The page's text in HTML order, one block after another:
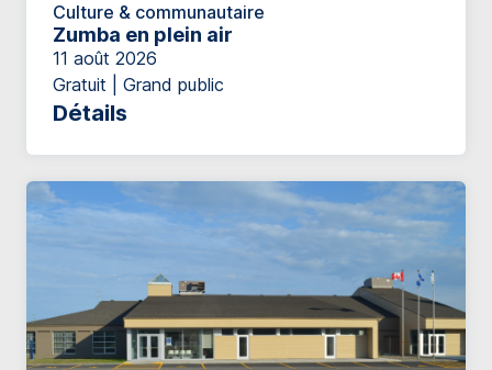
Culture & communautaire
Zumba en plein air
11 août 2026
Gratuit | Grand public
Détails